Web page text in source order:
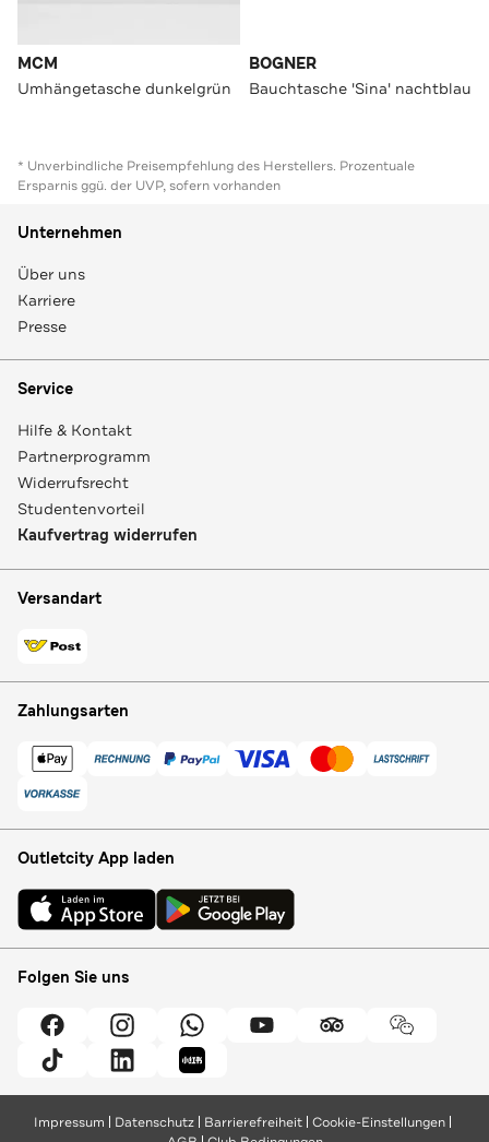
MCM
Umhängetasche dunkelgrün
BOGNER
Bauchtasche 'Sina' nachtblau
* Unverbindliche Preisempfehlung des Herstellers. Prozentuale
Ersparnis ggü. der UVP, sofern vorhanden
Unternehmen
Über uns
Karriere
Presse
Service
Hilfe & Kontakt
Partnerprogramm
Widerrufsrecht
Studentenvorteil
Kaufvertrag widerrufen
Versandart
Zahlungsarten
Outletcity App laden
Folgen Sie uns
Impressum Datenschutz Barrierefreiheit Cookie-Einstellungen